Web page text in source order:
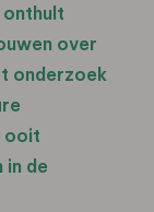
onthult
over
onderzoek
ooit
de